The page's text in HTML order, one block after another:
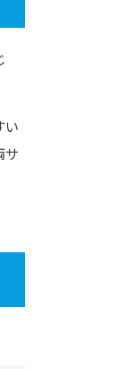
い
サ